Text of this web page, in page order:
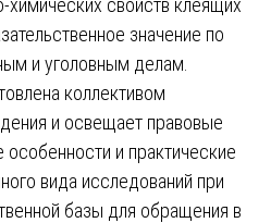
свойств клеящих
значение по
и уголовным делам.
коллективом
и освещает правовые
и практические
вида исследований при
базы для обращения в